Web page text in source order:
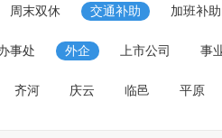
周末双休 交通补助 加班补助
事处 外企 上市公司 事
齐河 庆云 临邑 平原